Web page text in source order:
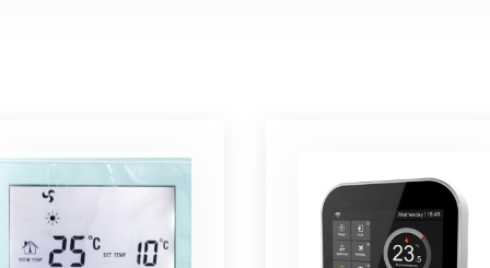
покрытием чёрного цвета.
- золото, бронза, чёрный, серебро (без доплат)